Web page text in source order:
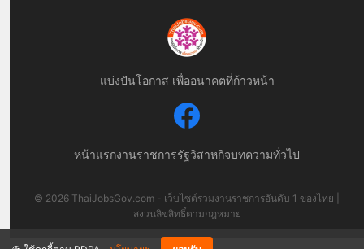
แบ่งปันโอกาส เพื่ออนาคตที่ก้าวหน้า
หน้าแรกงานราชการรัฐวิสาหกิจบทความทั่วไป
© 2026 ThaiJobsGov.com - เว็บไซต์รวมงานราชการอันดับ 1 ของไทย |
สงวนลิขสิทธิ์ตามกฎหมาย